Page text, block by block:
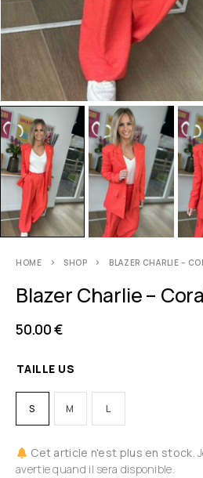
HOME SHOP BLAZER CHARLIE –
Blazer Charlie –
50.00€
TAILLE US
S M L
Cet article n'est plus en stock.
avertie quand il sera disponible.